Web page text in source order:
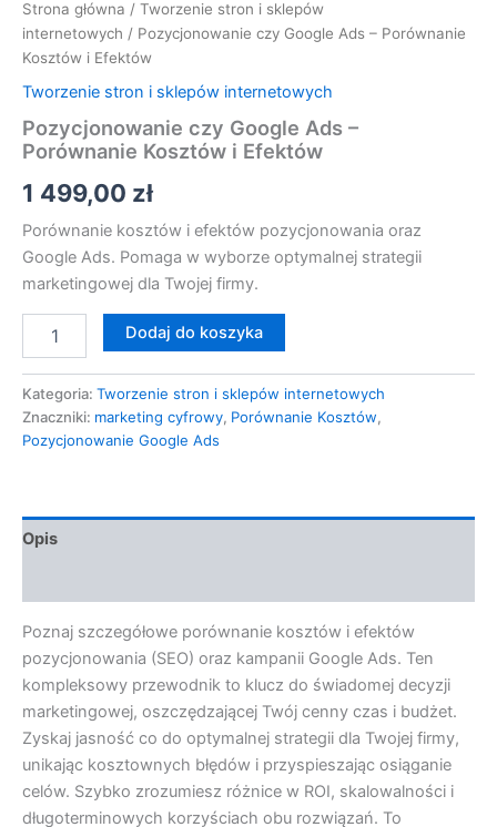
Strona główna / Tworzenie stron i sklepów
internetowych / Pozycjonowanie czy Google Ads – Porównanie
Kosztów i Efektów
Tworzenie stron i sklepów internetowych
Pozycjonowanie czy Google Ads –
Porównanie Kosztów i Efektów
1 499,00 zł
Porównanie kosztów i efektów pozycjonowania oraz
Google Ads. Pomaga w wyborze optymalnej strategii
marketingowej dla Twojej firmy.
Dodaj do koszyka
Kategoria: Tworzenie stron i sklepów internetowych
Znaczniki: marketing cyfrowy, Porównanie Kosztów,
Pozycjonowanie Google Ads
Opis
Poznaj szczegółowe porównanie kosztów i efektów
pozycjonowania (SEO) oraz kampanii Google Ads. Ten
kompleksowy przewodnik to klucz do świadomej decyzji
marketingowej, oszczędzającej Twój cenny czas i budżet.
Zyskaj jasność co do optymalnej strategii dla Twojej firmy,
unikając kosztownych błędów i przyspieszając osiąganie
celów. Szybko zrozumiesz różnice w ROI, skalowalności i
długoterminowych korzyściach obu rozwiązań. To